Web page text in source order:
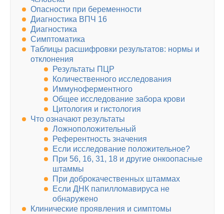
Опасности при беременности
Диагностика ВПЧ 16
Диагностика
Симптоматика
Таблицы расшифровки результатов: нормы и
отклонения
Результаты ПЦР
Количественного исследования
Иммуноферментного
Общее исследование забора крови
Цитология и гистология
Что означают результаты
Ложноположительный
Референтность значения
Если исследование положительное?
При 56, 16, 31, 18 и другие онкоопасные
штаммы
При доброкачественных штаммах
Если ДНК папилломавируса не
обнаружено
Клинические проявления и симптомы